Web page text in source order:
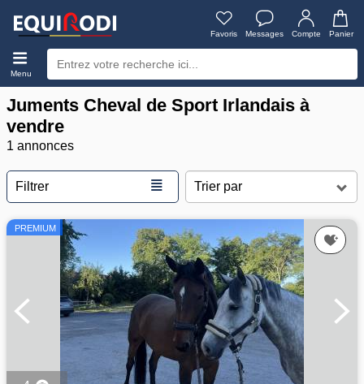
Favoris Messages Compte Panier
Menu
Juments Cheval de Sport Irlandais à
vendre
1 annonces
Filtrer ≣
PREMIUM